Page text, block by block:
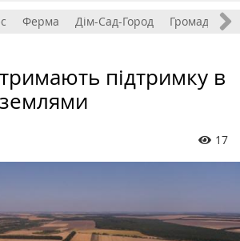
Ферма Дім-Сад-Город Громада
підтримку в
17